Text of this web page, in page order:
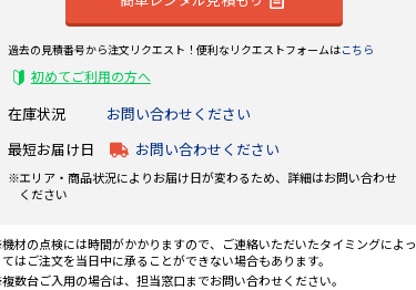
過去の見積番号から注文リクエスト！便利なリクエストフォームはこちら
初めてご利用の方へ
在庫状況
お問い合わせください
最短お届け日
お問い合わせください
エリア・商品状況によりお届け日が変わるため、詳細はお問い合わせ
ください
機材の点検には時間がかかりますので、ご連絡いただいたタイミングによっ
てはご注文を当日中に承ることができない場合もあります。
複数台ご入用の場合は、担当窓口までお問い合わせください。